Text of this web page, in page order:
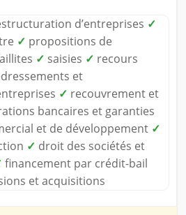
d’entreprises ✓
✓ propositions de
✓ saisies ✓ recours
et
✓ recouvrement et
bancaires et garanties
et de développement ✓
✓ droit des sociétés et
financement par crédit-bail
et acquisitions